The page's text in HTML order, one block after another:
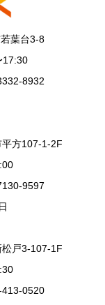
葉台3-8
17:30
8932
平方107-1-2F
9597
松戸3-107-1F
413-0520